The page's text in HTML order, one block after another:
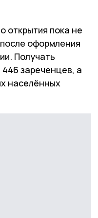
открытия пока не
оформления
Получать
зареченцев, а
населённых